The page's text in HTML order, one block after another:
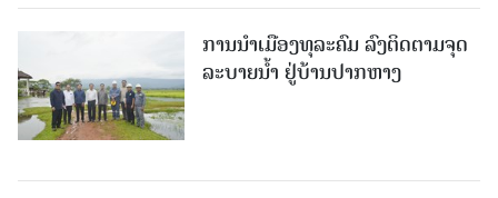
ການນໍາເມືອງທຸລະຄົມ ລົງຕິດຕາມຈຸດ
ລະບາຍນໍ້າ ຢູ່ບ້ານປາກຫາງ